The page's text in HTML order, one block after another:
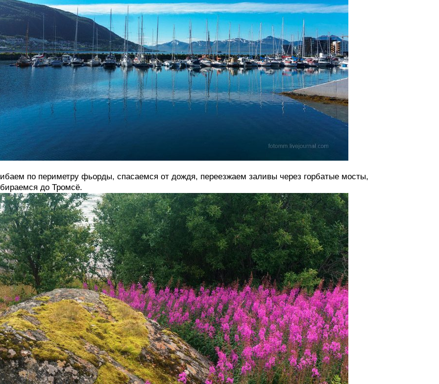
по периметру фьорды, спасаемся от дождя, переезжаем заливы через горбатые мосты,
до Тромсё.